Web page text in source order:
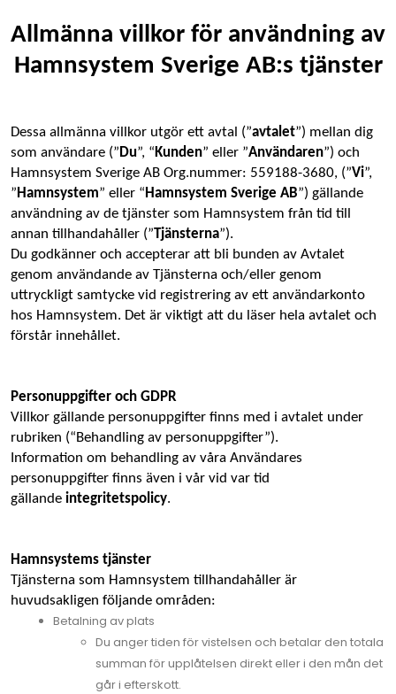
Allmänna villkor för användning av
Hamnsystem Sverige AB:s tjänster
Dessa allmänna villkor utgör ett avtal (”avtalet”) mellan dig
som användare (” Du”, “ Kunden” eller ”Användaren”) och
Hamnsystem Sverige AB Org.nummer: 559188-3680, (”Vi”,
” Hamnsystem” eller “ Hamnsystem Sverige AB”) gällande
användning av de tjänster som Hamnsystem från tid till
annan tillhandahåller (”Tjänsterna”).
Du godkänner och accepterar att bli bunden av Avtalet
genom användande av Tjänsterna och/eller genom
uttryckligt samtycke vid registrering av ett användarkonto
hos Hamnsystem. Det är viktigt att du läser hela avtalet och
förstår innehållet.
Personuppgifter och GDPR
Villkor gällande personuppgifter finns med i avtalet under
rubriken (“Behandling av personuppgifter”).
Information om behandling av våra Användares
personuppgifter finns även i vår vid var tid
gällande integritetspolicy.
Hamnsystems tjänster
Tjänsterna som Hamnsystem tillhandahåller är
huvudsakligen följande områden:
Betalning av plats
Du anger tiden för vistelsen och betalar den totala
summan för upplåtelsen direkt eller i den mån det
går i efterskott.